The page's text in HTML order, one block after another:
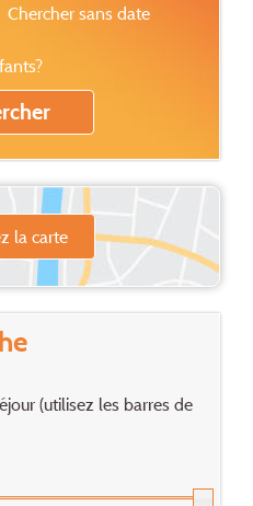
Chercher sans date
la carte
(utilisez les barres de